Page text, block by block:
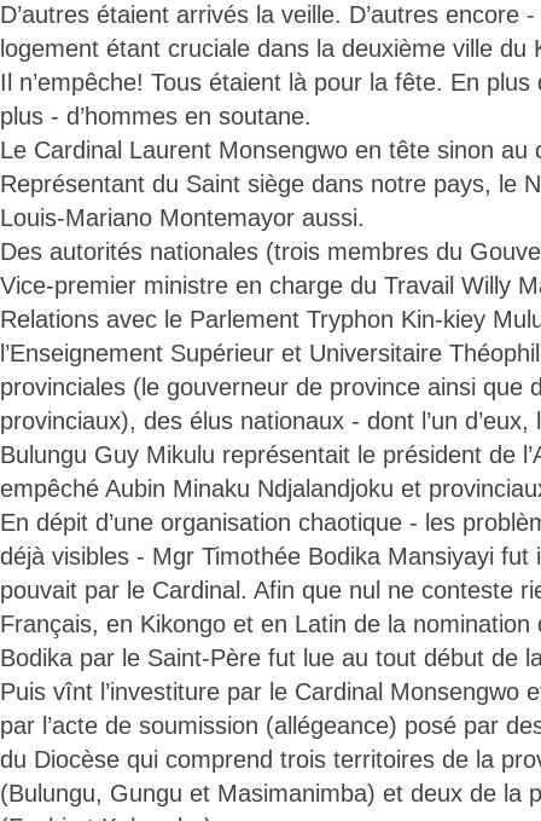
D’autres étaient arrivés la veille. D’autres encore
logement étant cruciale dans la deuxième ville du
Il n’empêche! Tous étaient là pour la fête. En
plus - d’hommes en soutane.
Le Cardinal Laurent Monsengwo en tête sinon au
Représentant du Saint siège dans notre pays, le
Louis-Mariano Montemayor aussi.
Des autorités nationales (trois membres du
Vice-premier ministre en charge du Travail Willy
Relations avec le Parlement Tryphon Kin-kiey
l’Enseignement Supérieur et Universitaire
provinciales (le gouverneur de province ainsi que
provinciaux), des élus nationaux - dont l’un
Bulungu Guy Mikulu représentait le président de
empêché Aubin Minaku Ndjalandjoku et
En dépit d’une organisation chaotique - les
déjà visibles - Mgr Timothée Bodika Mansiyayi fut
pouvait par le Cardinal. Afin que nul ne conteste
Français, en Kikongo et en Latin de la nomination
Bodika par le Saint-Père fut lue au tout début de
Puis vînt l’investiture par le Cardinal Monsengwo
par l’acte de soumission (allégeance) posé par
du Diocèse qui comprend trois territoires de la
(Bulungu, Gungu et Masimanimba) et deux de la